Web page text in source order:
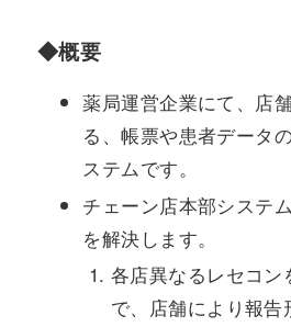
◆概要
薬局運営企業にて、店
る、帳票や患者データ
ステムです。
チェーン店本部システ
を解決します。
各店異なるレセコン
で、店舗により報告